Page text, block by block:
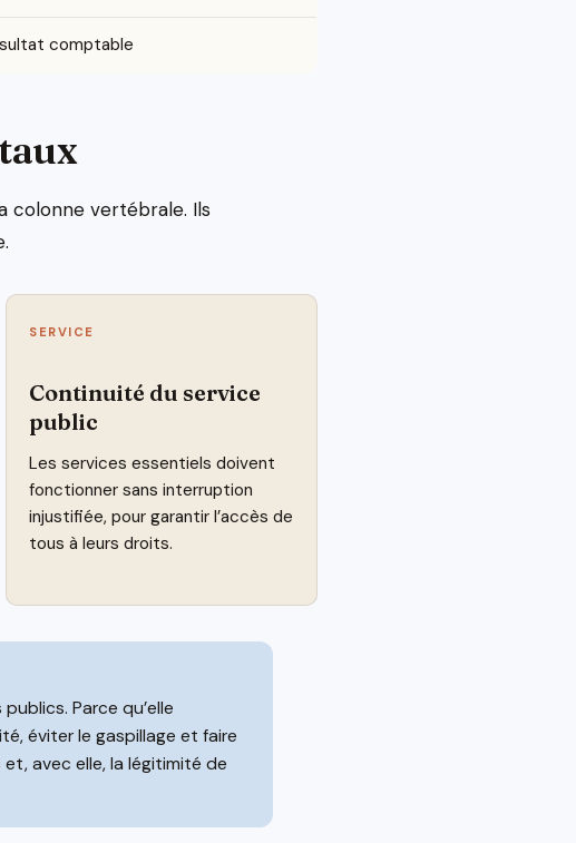
comptable
colonne vertébrale. Ils
SERVICE
Continuité du service
public
Les services essentiels doivent
fonctionner sans interruption
injustifiée, pour garantir l’accès de
tous à leurs droits.
Parce qu’elle
éviter le gaspillage et faire
avec elle, la légitimité de